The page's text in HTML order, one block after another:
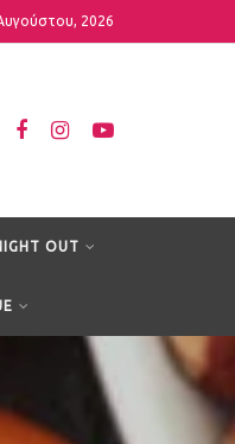
2026
OUT